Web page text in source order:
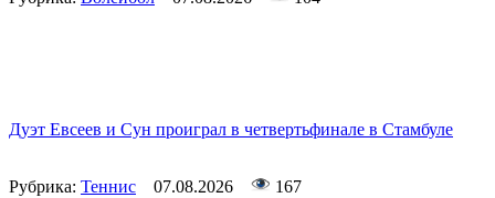
Дуэт Евсеев и Сун проиграл в четвертьфинале в Стамбуле
Рубрика: Теннис 07.08.2026 167